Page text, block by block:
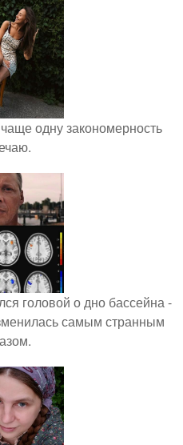
одну закономерность
головой о дно бассейна -
самым странным